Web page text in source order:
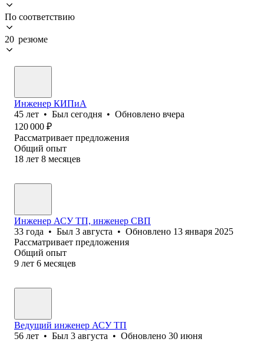
По соответствию
20 резюме
Инженер КИПиА
45 лет • Был сегодня • Обновлено вчера
120 000 ₽
Рассматривает предложения
Общий опыт
18 лет 8 месяцев
Инженер АСУ ТП, инженер СВП
33 года • Был 3 августа • Обновлено 13 января 2025
Рассматривает предложения
Общий опыт
9 лет 6 месяцев
Ведущий инженер АСУ ТП
56 лет • Был 3 августа • Обновлено 30 июня